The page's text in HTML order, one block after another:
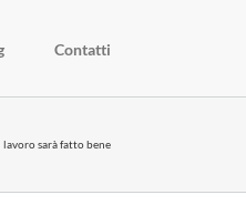
Contatti
sarà fatto bene